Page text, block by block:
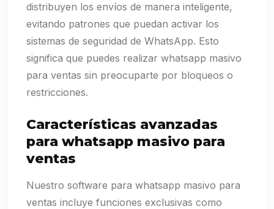
distribuyen los envíos de manera inteligente,
evitando patrones que puedan activar los
sistemas de seguridad de WhatsApp. Esto
significa que puedes realizar whatsapp masivo
para ventas sin preocuparte por bloqueos o
restricciones.
Características avanzadas
para whatsapp masivo para
ventas
Nuestro software para whatsapp masivo para
ventas incluye funciones exclusivas como